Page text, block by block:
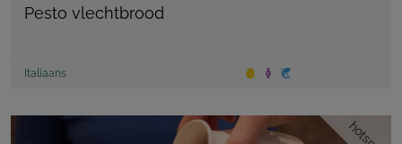
Pesto vlechtbrood
Italiaans